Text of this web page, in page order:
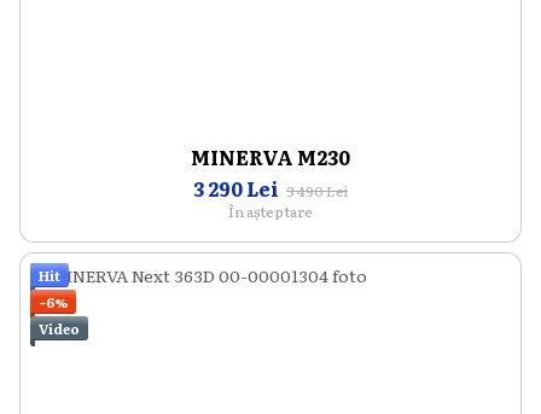
MINERVA M230
3 290 Lei 3 490 Lei
În așteptare
Hit
−6%
Video